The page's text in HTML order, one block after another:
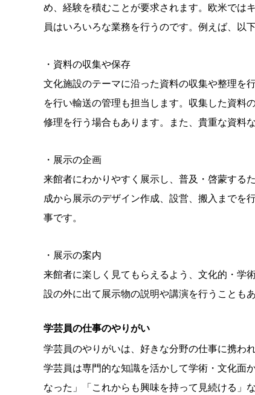
め、経験を積むことが要求されます。欧米では
員はいろいろな業務を行うのです。例えば、以
・資料の収集や保存
文化施設のテーマに沿った資料の収集や整理を
を行い輸送の管理も担当します。収集した資料
修理を行う場合もあります。また、貴重な資料
・展示の企画
来館者にわかりやすく展示し、普及・啓蒙する
成から展示のデザイン作成、設営、搬入までを
事です。
・展示の案内
来館者に楽しく見てもらえるよう、文化的・学
設の外に出て展示物の説明や講演を行うこともあ
学芸員の仕事のやりがい
学芸員のやりがいは、好きな分野の仕事に携わ
学芸員は専門的な知識を活かして学術・文化面
なった」「これからも興味を持って見続ける」